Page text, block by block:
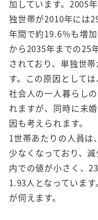
加しています。2005
独世帯が2010年には
年間で約19.6％も増
から2035年までの25
されており、単独世
す。この原因として
社会人の一人暮らし
れますが、同時に未
因も考えられます。
1世帯あたりの人員は
少なくなっており、
内での値が小さく、
1.93人となっていま
が伺えます。